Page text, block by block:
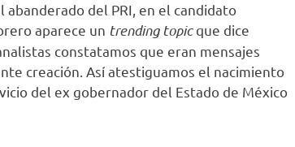
abanderado del PRI, en el candidato
aparece un trending topicque dice
constatamos que eran mensajes
creación. Así atestiguamos el nacimiento
del ex gobernador del Estado de México